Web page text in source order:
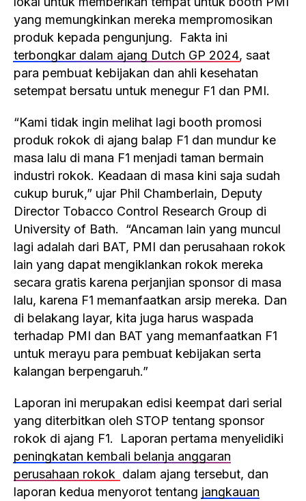
yang memungkinkan mereka mempromosikan
produk kepada pengunjung. Fakta ini
terbongkar dalam ajang Dutch GP 2024, saat
para pembuat kebijakan dan ahli kesehatan
setempat bersatu untuk menegur F1 dan PMI.
“Kami tidak ingin melihat lagi booth promosi
produk rokok di ajang balap F1 dan mundur ke
masa lalu di mana F1 menjadi taman bermain
industri rokok. Keadaan di masa kini saja sudah
cukup buruk,” ujar Phil Chamberlain, Deputy
Director Tobacco Control Research Group di
University of Bath. “Ancaman lain yang muncul
lagi adalah dari BAT, PMI dan perusahaan rokok
lain yang dapat mengiklankan rokok mereka
secara gratis karena perjanjian sponsor di masa
lalu, karena F1 memanfaatkan arsip mereka. Dan
di belakang layar, kita juga harus waspada
terhadap PMI dan BAT yang memanfaatkan F1
untuk merayu para pembuat kebijakan serta
kalangan berpengaruh.”
Laporan ini merupakan edisi keempat dari serial
yang diterbitkan oleh STOP tentang sponsor
rokok di ajang F1. Laporan pertama menyelidiki
peningkatan kembali belanja anggaran
perusahaan rokok dalam ajang tersebut, dan
laporan kedua menyorot tentang jangkauan